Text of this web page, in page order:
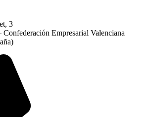
3
Empresarial Valenciana